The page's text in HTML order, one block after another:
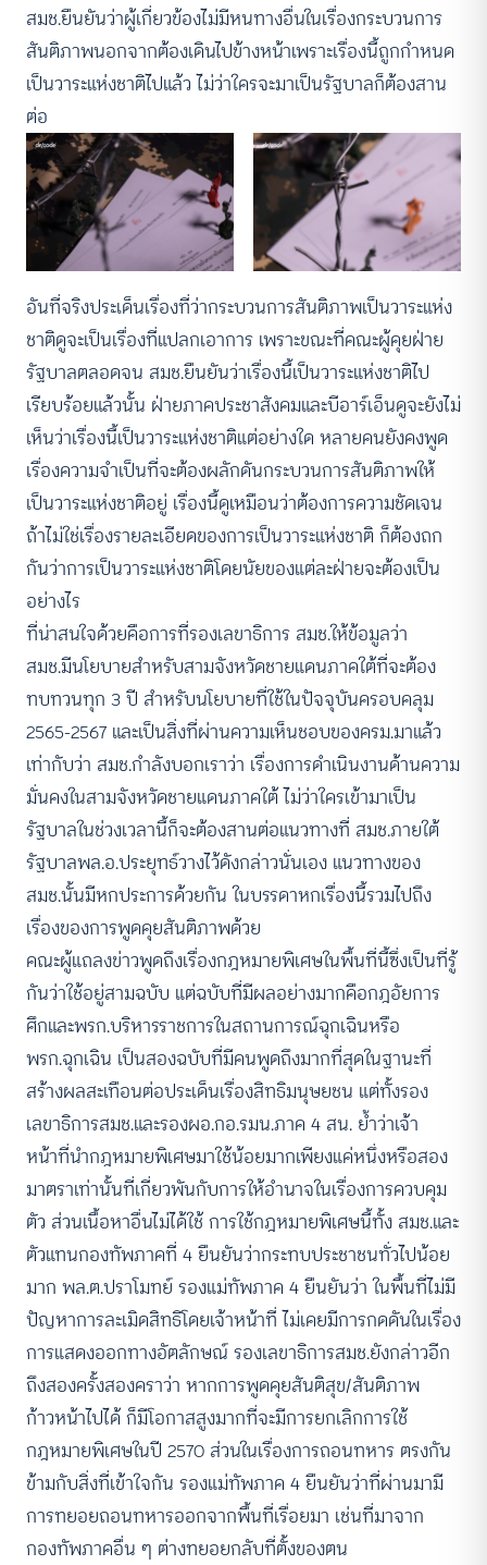
สมช.ยืนยันว่าผู้เกี่ยวข้องไม่มีหนทางอื่นในเรื่องกระบวนการ
สันติภาพนอกจากต้องเดินไปข้างหน้าเพราะเรื่องนี้ถูกกำหนด
เป็นวาระแห่งชาติไปแล้ว ไม่ว่าใครจะมาเป็นรัฐบาลก็ต้องสาน
ต่อ
อันที่จริงประเด็นเรื่องที่ว่ากระบวนการสันติภาพเป็นวาระแห่ง
ชาติดูจะเป็นเรื่องที่แปลกเอาการ เพราะขณะที่คณะผู้คุยฝ่าย
รัฐบาลตลอดจน สมช.ยืนยันว่าเรื่องนี้เป็นวาระแห่งชาติไป
เรียบร้อยแล้วนั้น ฝ่ายภาคประชาสังคมและบีอาร์เอ็นดูจะยังไม่
เห็นว่าเรื่องนี้เป็นวาระแห่งชาติแต่อย่างใด หลายคนยังคงพูด
เรื่องความจำเป็นที่จะต้องผลักดันกระบวนการสันติภาพให้
เป็นวาระแห่งชาติอยู่ เรื่องนี้ดูเหมือนว่าต้องการความชัดเจน
ถ้าไม่ใช่เรื่องรายละเอียดของการเป็นวาระแห่งชาติ ก็ต้องถก
กันว่าการเป็นวาระแห่งชาติโดยนัยของแต่ละฝ่ายจะต้องเป็น
อย่างไร
ที่น่าสนใจด้วยคือการที่รองเลขาธิการ สมช.ให้ข้อมูลว่า
สมช.มีนโยบายสำหรับสามจังหวัดชายแดนภาคใต้ที่จะต้อง
ทบทวนทุก 3 ปี สำหรับนโยบายที่ใช้ในปัจจุบันครอบคลุม
2565-2567 และเป็นสิ่งที่ผ่านความเห็นชอบของครม.มาแล้ว
เท่ากับว่า สมช.กำลังบอกเราว่า เรื่องการดำเนินงานด้านความ
มั่นคงในสามจังหวัดชายแดนภาคใต้ ไม่ว่าใครเข้ามาเป็น
รัฐบาลในช่วงเวลานี้ก็จะต้องสานต่อแนวทางที่ สมช.ภายใต้
รัฐบาลพล.อ.ประยุทธ์วางไว้ดังกล่าวนั่นเอง แนวทางของ
สมช.นั้นมีหกประการด้วยกัน ในบรรดาหกเรื่องนี้รวมไปถึง
เรื่องของการพูดคุยสันติภาพด้วย
คณะผู้แถลงข่าวพูดถึงเรื่องกฎหมายพิเศษในพื้นที่นี้ซึ่งเป็นที่รู้
กันว่าใช้อยู่สามฉบับ แต่ฉบับที่มีผลอย่างมากคือกฎอัยการ
ศึกและพรก.บริหารราชการในสถานการณ์ฉุกเฉินหรือ
พรก.ฉุกเฉิน เป็นสองฉบับที่มีคนพูดถึงมากที่สุดในฐานะที่
สร้างผลสะเทือนต่อประเด็นเรื่องสิทธิมนุษยชน แต่ทั้งรอง
เลขาธิการสมช.และรองผอ.กอ.รมน.ภาค 4 สน. ย้ำว่าเจ้า
หน้าที่นำกฎหมายพิเศษมาใช้น้อยมากเพียงแค่หนึ่งหรือสอง
มาตราเท่านั้นที่เกี่ยวพันกับการให้อำนาจในเรื่องการควบคุม
ตัว ส่วนเนื้อหาอื่นไม่ได้ใช้ การใช้กฎหมายพิเศษนี้ทั้ง สมช.และ
ตัวแทนกองทัพภาคที่ 4 ยืนยันว่ากระทบประชาชนทั่วไปน้อย
มาก พล.ต.ปราโมทย์ รองแม่ทัพภาค 4 ยืนยันว่า ในพื้นที่ไม่มี
ปัญหาการละเมิดสิทธิโดยเจ้าหน้าที่ ไม่เคยมีการกดดันในเรื่อง
การแสดงออกทางอัตลักษณ์ รองเลขาธิการสมช.ยังกล่าวอีก
ถึงสองครั้งสองคราว่า หากการพูดคุยสันติสุข/สันติภาพ
ก้าวหน้าไปได้ ก็มีโอกาสสูงมากที่จะมีการยกเลิกการใช้
กฎหมายพิเศษในปี 2570 ส่วนในเรื่องการถอนทหาร ตรงกัน
ข้ามกับสิ่งที่เข้าใจกัน รองแม่ทัพภาค 4 ยืนยันว่าที่ผ่านมามี
การทยอยถอนทหารออกจากพื้นที่เรื่อยมา เช่นที่มาจาก
กองทัพภาคอื่น ๆ ต่างทยอยกลับที่ตั้งของตน